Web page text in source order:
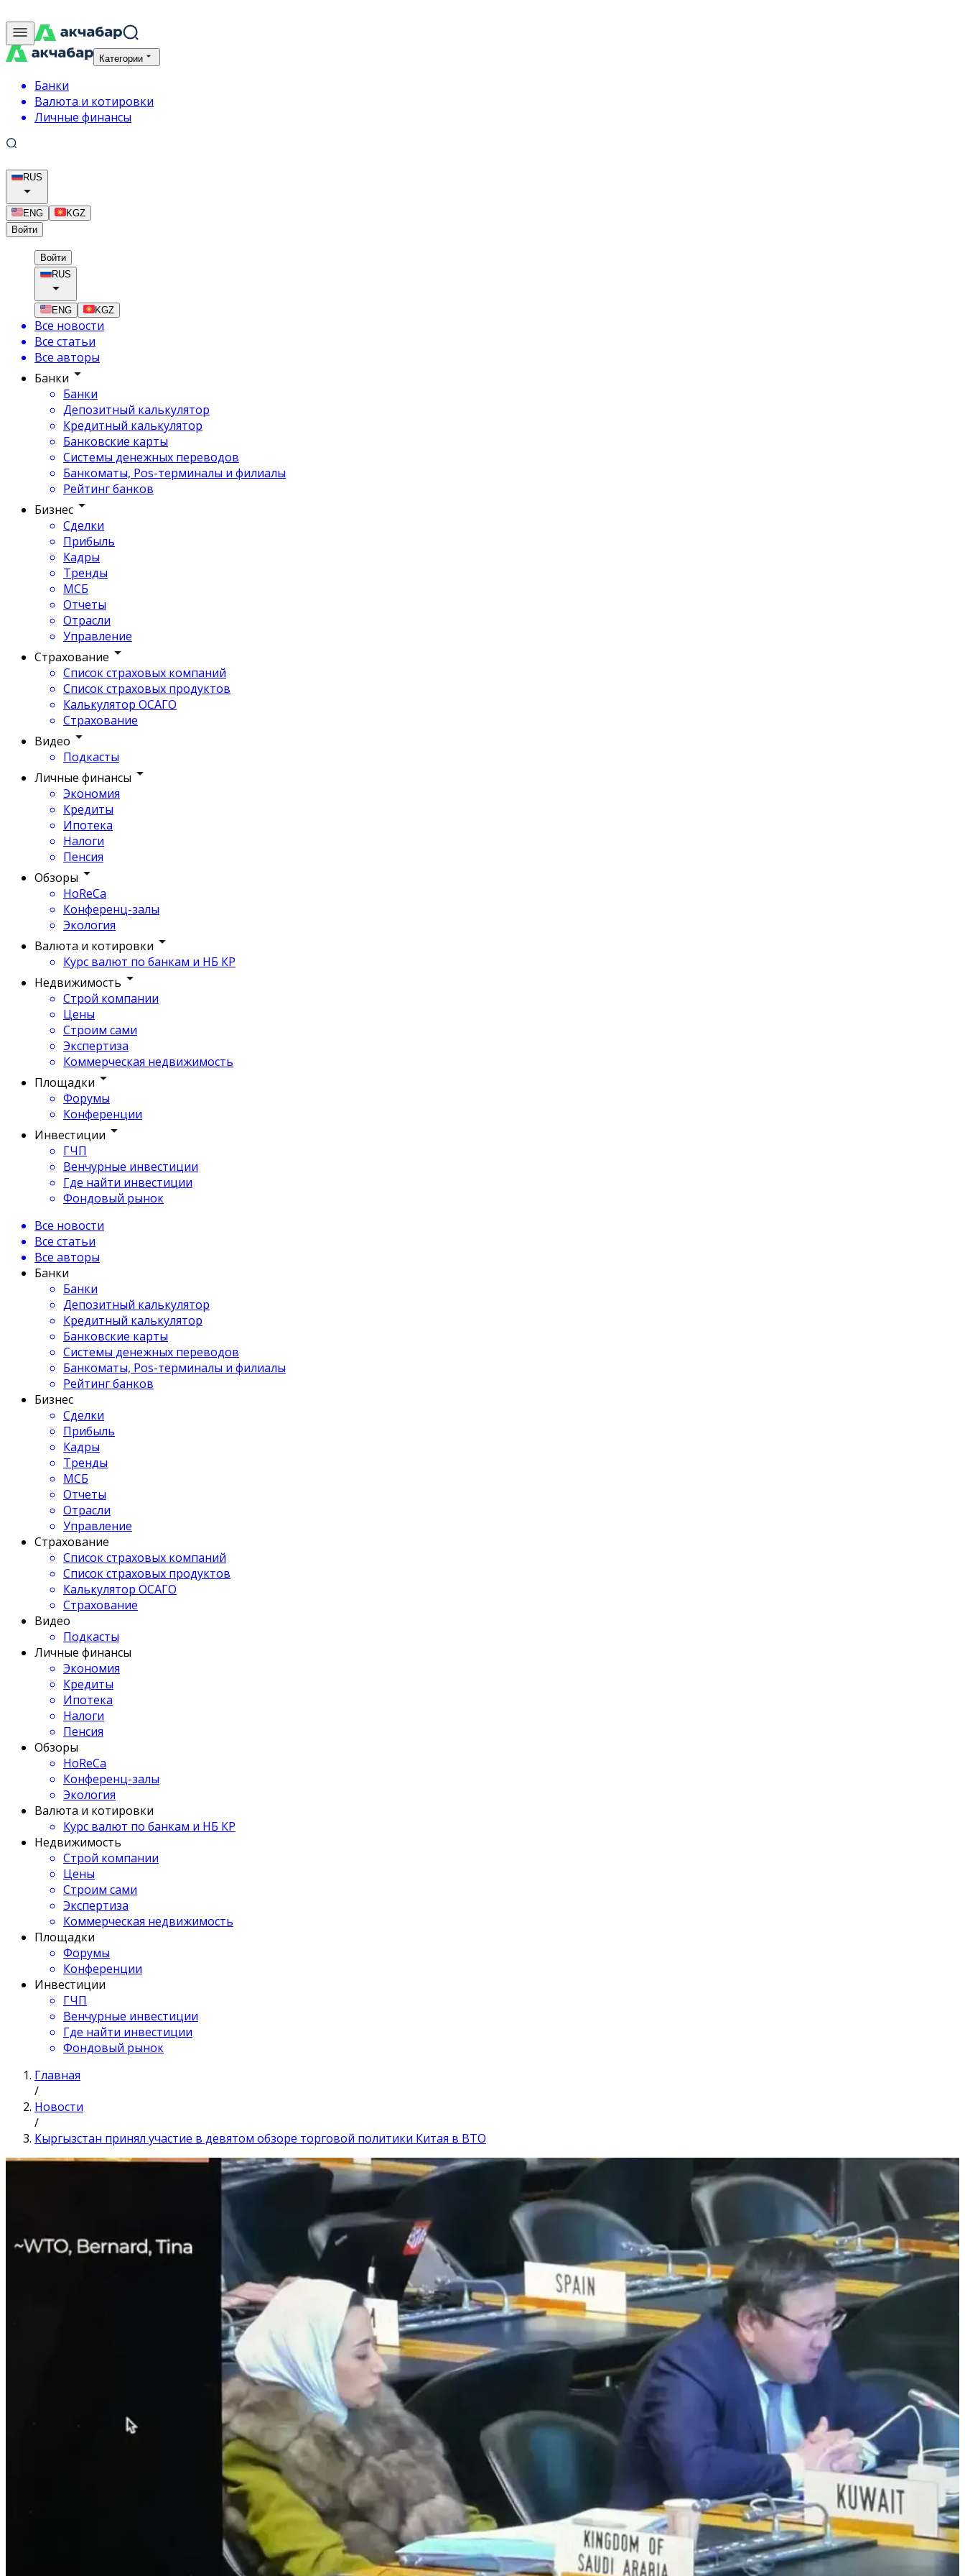
Категории
Банки
Валюта и котировки
Личные финансы
RUS
ENG
KGZ
Войти
Войти
RUS
ENG KGZ
Все новости
Все статьи
Все авторы
Банки
Банки
Депозитный калькулятор
Кредитный калькулятор
Банковские карты
Системы денежных переводов
Банкоматы, Pos-терминалы и филиалы
Рейтинг банков
Бизнес
Сделки
Прибыль
Кадры
Тренды
МСБ
Отчеты
Отрасли
Управление
Страхование
Список страховых компаний
Список страховых продуктов
Калькулятор ОСАГО
Страхование
Видео
Подкасты
Личные финансы
Экономия
Кредиты
Ипотека
Налоги
Пенсия
Обзоры
HoReCa
Конференц-залы
Экология
Валюта и котировки
Курс валют по банкам и НБ КР
Недвижимость
Строй компании
Цены
Строим сами
Экспертиза
Коммерческая недвижимость
Площадки
Форумы
Конференции
Инвестиции
ГЧП
Венчурные инвестиции
Где найти инвестиции
Фондовый рынок
Все новости
Все статьи
Все авторы
Банки
Банки
Депозитный калькулятор
Кредитный калькулятор
Банковские карты
Системы денежных переводов
Банкоматы, Pos-терминалы и филиалы
Рейтинг банков
Бизнес
Сделки
Прибыль
Кадры
Тренды
МСБ
Отчеты
Отрасли
Управление
Страхование
Список страховых компаний
Список страховых продуктов
Калькулятор ОСАГО
Страхование
Видео
Подкасты
Личные финансы
Экономия
Кредиты
Ипотека
Налоги
Пенсия
Обзоры
HoReCa
Конференц-залы
Экология
Валюта и котировки
Курс валют по банкам и НБ КР
Недвижимость
Строй компании
Цены
Строим сами
Экспертиза
Коммерческая недвижимость
Площадки
Форумы
Конференции
Инвестиции
ГЧП
Венчурные инвестиции
Где найти инвестиции
Фондовый рынок
Главная
/
Новости
/
Кыргызстан принял участие в девятом обзоре торговой политики Китая в ВТО